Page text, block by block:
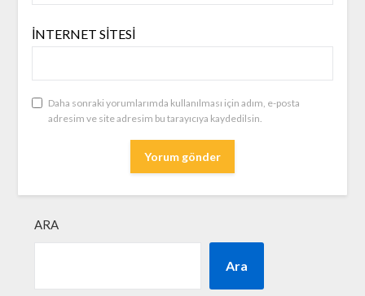
İNTERNET SITESI
Daha sonraki yorumlarımda kullanılması için adım, e-posta
adresim ve site adresim bu tarayıcıya kaydedilsin.
ARA
Ara